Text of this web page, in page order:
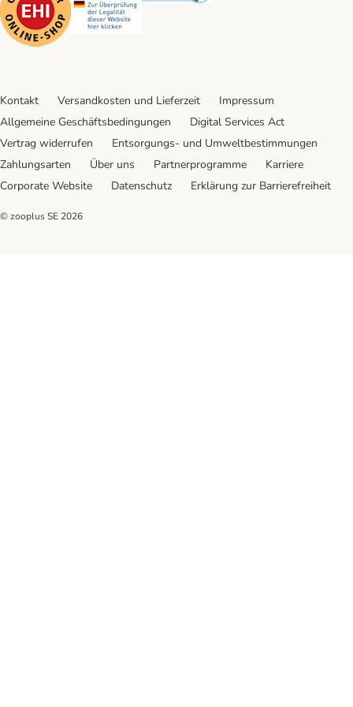
Kontakt Versandkosten und Lieferzeit
Impressum
Allgemeine Geschäftsbedingungen
Digital Services Act
Vertrag widerrufen
Entsorgungs- und Umweltbestimmungen
Zahlungsarten
Über uns Partnerprogramme
Karriere
Corporate Website
Datenschutz Erklärung zur Barrierefreiheit
© zooplus SE 2026